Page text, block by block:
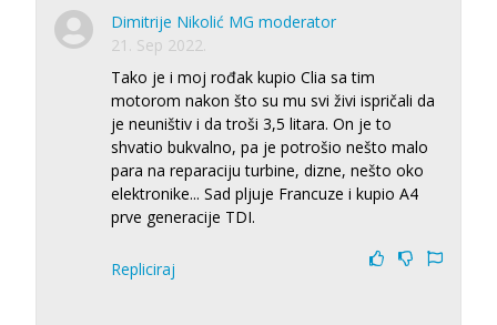
Dimitrije Nikolić MG moderator
21. Sep 2022.
Tako je i moj rođak kupio Clia sa tim
motorom nakon što su mu svi živi ispričali da
je neuništiv i da troši 3,5 litara. On je to
shvatio bukvalno, pa je potrošio nešto malo
para na reparaciju turbine, dizne, nešto oko
elektronike... Sad pljuje Francuze i kupio A4
prve generacije TDI.
Repliciraj